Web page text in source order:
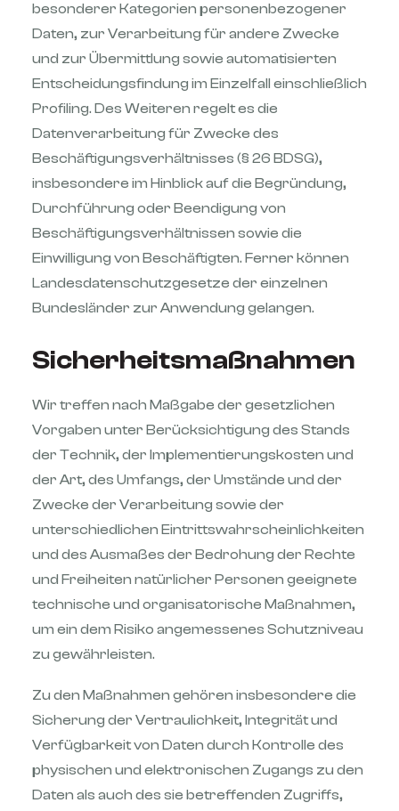
besonderer Kategorien personenbezogener
Daten, zur Verarbeitung für andere Zwecke
und zur Übermittlung sowie automatisierten
Entscheidungsfindung im Einzelfall einschließlich
Profiling. Des Weiteren regelt es die
Datenverarbeitung für Zwecke des
Beschäftigungsverhältnisses (§ 26 BDSG),
insbesondere im Hinblick auf die Begründung,
Durchführung oder Beendigung von
Beschäftigungsverhältnissen sowie die
Einwilligung von Beschäftigten. Ferner können
Landesdatenschutzgesetze der einzelnen
Bundesländer zur Anwendung gelangen.
Sicherheitsmaßnahmen
Wir treffen nach Maßgabe der gesetzlichen
Vorgaben unter Berücksichtigung des Stands
der Technik, der Implementierungskosten und
der Art, des Umfangs, der Umstände und der
Zwecke der Verarbeitung sowie der
unterschiedlichen Eintrittswahrscheinlichkeiten
und des Ausmaßes der Bedrohung der Rechte
und Freiheiten natürlicher Personen geeignete
technische und organisatorische Maßnahmen,
um ein dem Risiko angemessenes Schutzniveau
zu gewährleisten.
Zu den Maßnahmen gehören insbesondere die
Sicherung der Vertraulichkeit, Integrität und
Verfügbarkeit von Daten durch Kontrolle des
physischen und elektronischen Zugangs zu den
Daten als auch des sie betreffenden Zugriffs,